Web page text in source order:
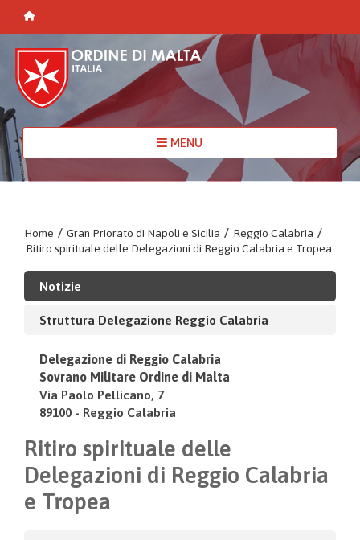
MENU
Home / Gran Priorato di Napoli e Sicilia / Reggio Calabria /
Ritiro spirituale delle Delegazioni di Reggio Calabria e Tropea
Notizie
Struttura Delegazione Reggio Calabria
Delegazione di Reggio Calabria
Sovrano Militare Ordine di Malta
Via Paolo Pellicano, 7
89100 - Reggio Calabria
Ritiro spirituale delle
Delegazioni di Reggio Calabria
e Tropea